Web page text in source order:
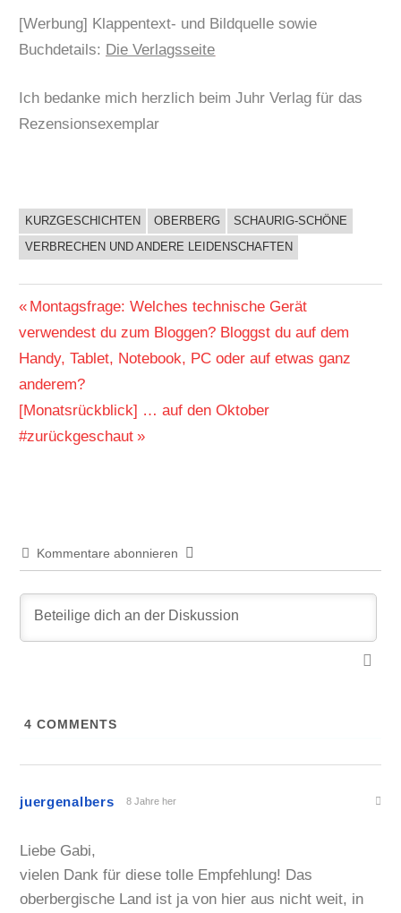
[Werbung] Klappentext- und Bildquelle sowie
Buchdetails: Die Verlagsseite
Ich bedanke mich herzlich beim Juhr Verlag für das
Rezensionsexemplar
BUCHIGES
KURZGESCHICHTEN OBERBERG
SCHAURIG-SCHÖNE
VERBRECHEN UND ANDERE LEIDENSCHAFTEN
Beitragsnavigation
Vorheriger
Beitrag:
Montagsfrage: Welches technische Gerät
verwendest du zum Bloggen? Bloggst du auf dem
Handy, Tablet, Notebook, PC oder auf etwas ganz
anderem?
Nächster
Beitrag:
[Monatsrückblick] … auf den Oktober
#zurückgeschaut
Kommentare abonnieren
4 COMMENTS
juergenalbers 8 Jahre her
Liebe Gabi,
vielen Dank für diese tolle Empfehlung! Das
oberbergische Land ist ja von hier aus nicht weit, in